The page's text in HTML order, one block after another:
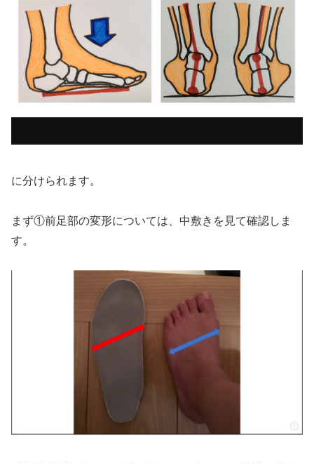
に分けられます。
まず①前足部の変形については、中敷きを見て確認しま
す。